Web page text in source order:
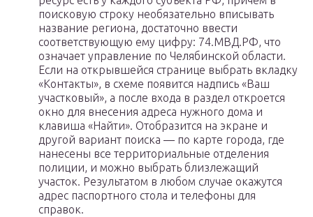
поисковую строку необязательно вписывать
название региона, достаточно ввести
соответствующую ему цифру: 74.МВД.РФ, что
означает управление по Челябинской области.
Если на открывшейся странице выбрать вкладку
«Контакты», в схеме появится надпись «Ваш
участковый», а после входа в раздел откроется
окно для внесения адреса нужного дома и
клавиша «Найти». Отобразится на экране и
другой вариант поиска — по карте города, где
нанесены все территориальные отделения
полиции, и можно выбрать близлежащий
участок. Результатом в любом случае окажутся
адрес паспортного стола и телефоны для
справок.